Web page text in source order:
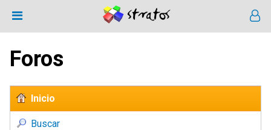
Foros
Inicio
Buscar